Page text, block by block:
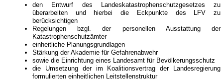
den Entwurf des Landeskatastrophenschutzgesetzes zu
überarbeiten und hierbei die Eckpunkte des LFV zu
berücksichtigen
Regelungen bzgl. der personellen Ausstattung der
Katastrophenschutzämter
einheitliche Planungsgrundlagen
Stärkung der Akademie für Gefahrenabwehr
sowie die Einrichtung eines Landesamt für Bevölkerungsschutz
die Umsetzung der im Koalitionsvertrag der Landesregierung
formulierten einheitlichen Leitstellenstruktur